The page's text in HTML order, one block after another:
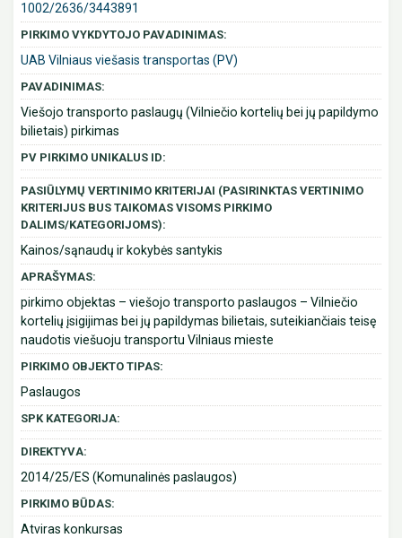
1002/2636/3443891
PIRKIMO VYKDYTOJO PAVADINIMAS:
UAB Vilniaus viešasis transportas (PV)
PAVADINIMAS:
Viešojo transporto paslaugų (Vilniečio kortelių bei jų papildymo
bilietais) pirkimas
PV PIRKIMO UNIKALUS ID:
PASIŪLYMŲ VERTINIMO KRITERIJAI (PASIRINKTAS VERTINIMO
KRITERIJUS BUS TAIKOMAS VISOMS PIRKIMO
DALIMS/KATEGORIJOMS):
Kainos/sąnaudų ir kokybės santykis
APRAŠYMAS:
pirkimo objektas – viešojo transporto paslaugos – Vilniečio
kortelių įsigijimas bei jų papildymas bilietais, suteikiančiais teisę
naudotis viešuoju transportu Vilniaus mieste
PIRKIMO OBJEKTO TIPAS:
Paslaugos
SPK KATEGORIJA:
DIREKTYVA:
2014/25/ES (Komunalinės paslaugos)
PIRKIMO BŪDAS:
Atviras konkursas